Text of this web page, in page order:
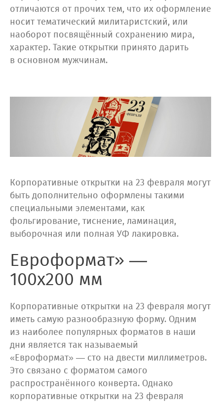
отличаются от прочих тем, что их оформление
носит тематический милитаристский, или
наоборот посвящённый сохранению мира,
характер. Такие открытки принято дарить
в основном мужчинам.
Корпоративные открытки на 23 февраля могут
быть дополнительно оформлены такими
специальными элементами, как
фольгирование, тиснение, ламинация,
выборочная или полная УФ лакировка.
Евроформат» —
100x200 мм
Корпоративные открытки на 23 февраля могут
иметь самую разнообразную форму. Одним
из наиболее популярных форматов в наши
дни является так называемый
«Евроформат» — сто на двести миллиметров.
Это связано с форматом самого
распространённого конверта. Однако
корпоративные открытки на 23 февраля